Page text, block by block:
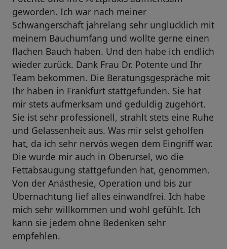
geworden. Ich war nach meiner
Schwangerschaft jahrelang sehr unglücklich mit
meinem Bauchumfang und wollte gerne einen
flachen Bauch haben. Und den habe ich endlich
wieder zurück. Dank Frau Dr. Potente und Ihr
Team bekommen. Die Beratungsgespräche mit
Ihr haben in Frankfurt stattgefunden. Sie hat
mir stets aufmerksam und geduldig zugehört.
Sie ist sehr professionell, strahlt stets eine Ruhe
und Gelassenheit aus. Was mir selst geholfen
hat, da ich sehr nervös wegen dem Eingriff war.
Die wurde mir auch in Oberursel, wo die
Fettabsaugung stattgefunden hat, genommen.
Von der Anästhesie, Operation und bis zur
Übernachtung lief alles einwandfrei. Ich habe
mich sehr willkommen und wohl gefühlt. Ich
kann sie jedem ohne Bedenken sehr
empfehlen.